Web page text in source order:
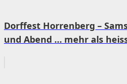
Dorffest Horrenberg –
und Abend … mehr als